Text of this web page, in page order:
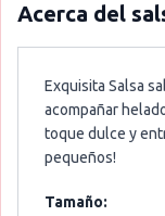
Acerca del
Exquisita Salsa
acompañar
toque dulce y
pequeños!
Tamaño: